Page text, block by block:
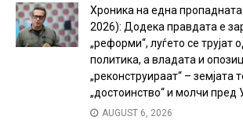
Хроника на една
2026): Додека правдата е
„реформи“, луѓето се трујат
политика, а владата и
„реконструираат“ – земјата
„достоинство“ и молчи пред
AUGUST 6, 2026